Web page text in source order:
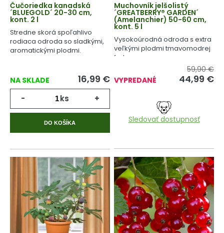
Čučoriedka kanadská
´BLUEGOLD´ 20-30 cm,
kont. 2 l
Stredne skorá spoľahlivo
rodiaca odroda so sladkými,
aromatickými plodmi.
NA SKLADE 16,99 €
- ks +
DO KOŠÍKA
Muchovník jelšolistý
´GREATBERRY® GARDEN´
(Amelanchier) 50-60 cm,
kont. 5 l
Vysokoúrodná odroda s extra
veľkými plodmi tmavomodrej
farby.
VYPREDANÉ
59,90 €
44,99 €
Sledovať dostupnosť